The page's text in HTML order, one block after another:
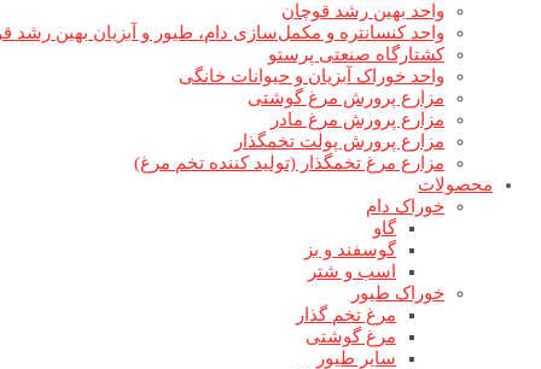
واحد بهین رشد قوچان
واحد کنسانتره و مکمل‌سازی دام، طیور و آبزیان بهین رشد
کشتارگاه صنعتی پرستو
واحد خوراک آبزیان و حیوانات خانگی
مزارع پرورش مرغ گوشتی
مزارع پرورش مرغ مادر
مزارع پرورش پولت تخمگذار
مزارع مرغ تخمگذار (تولید کننده تخم مرغ)
محصولات
خوراک دام
گاو
گوسفند و بز
اسب و شتر
خوراک طیور
مرغ تخم گذار
مرغ گوشتی
سایر طیور